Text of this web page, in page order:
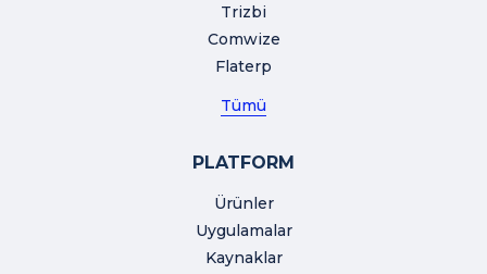
Trizbi
Comwize
Flaterp
Tümü
PLATFORM
Ürünler
Uygulamalar
Kaynaklar